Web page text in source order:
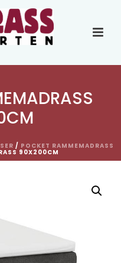
/ POCKET RAMMEMADRASS
90X200CM